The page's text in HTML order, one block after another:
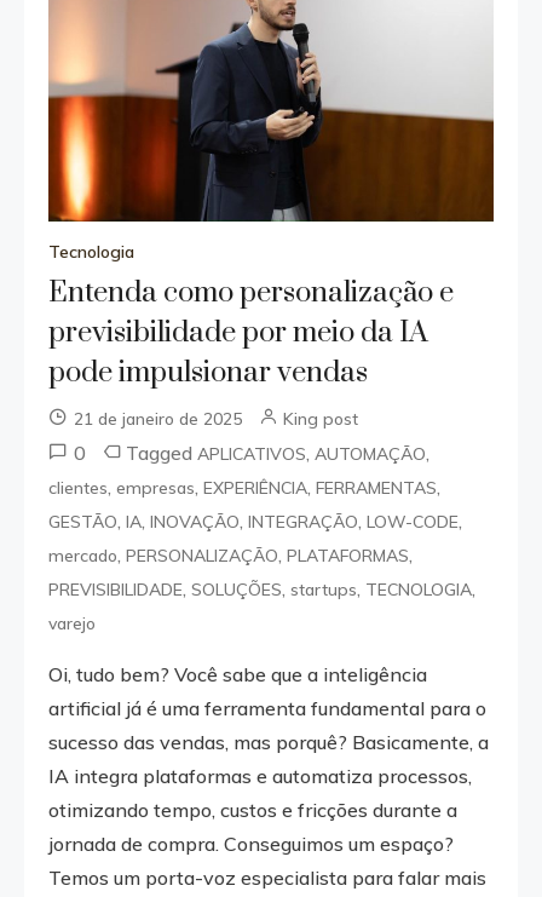
Tecnologia
Entenda como personalização e
previsibilidade por meio da IA
pode impulsionar vendas
21 de janeiro de 2025 King post
0 Tagged APLICATIVOS AUTOMAÇÃO
clientes ,empresas ,EXPERIÊNCIA ,FERRAMENTAS
GESTÃO ,IA ,INOVAÇÃO ,INTEGRAÇÃO ,LOW-CODE
mercado ,PERSONALIZAÇÃO ,PLATAFORMAS
PREVISIBILIDADE ,SOLUÇÕES ,startups TECNOLOGIA
varejo
Oi, tudo bem? Você sabe que a inteligência
artificial já é uma ferramenta fundamental para o
sucesso das vendas, mas porquê? Basicamente, a
IA integra plataformas e automatiza processos,
otimizando tempo, custos e fricções durante a
jornada de compra. Conseguimos um espaço?
Temos um porta-voz especialista para falar mais